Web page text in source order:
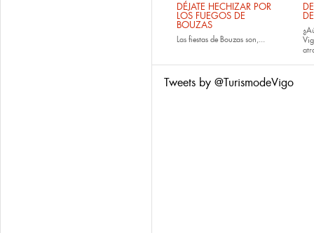
DÉJATE HECHIZAR POR
LOS FUEGOS DE
BOUZAS
Las fiestas de Bouzas son,...
Tweets by @TurismodeVigo